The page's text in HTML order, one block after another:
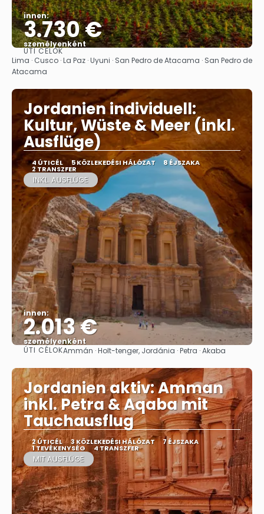
innen:
3.730 €
személyenként
Megnézem
ÚTI CÉLOK
Lima · Cusco · La Paz · Uyuni · San Pedro de Atacama · San Pedro de
Atacama
Jordanien individuell:
Kultur, Wüste & Meer (inkl.
Ausflüge)
4 ÚTICÉL 5 KÖZLEKEDÉSI HÁLÓZAT 8 ÉJSZAKA
2 TRANSZFER
INKL. AUSFLÜGE
innen:
2.013 €
személyenként
Megnézem
ÚTI CÉLOKAmmán · Holt-tenger, Jordánia · Petra · Akaba
Jordanien aktiv: Amman
inkl. Petra & Aqaba mit
Tauchausflug
2 ÚTICÉL 3 KÖZLEKEDÉSI HÁLÓZAT 7 ÉJSZAKA
1 TEVÉKENYSÉG 4 TRANSZFER
MIT AUSFLÜGE